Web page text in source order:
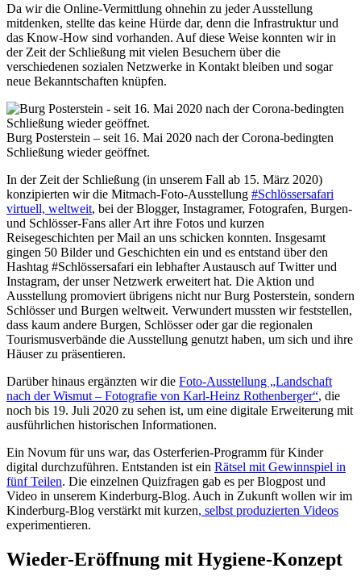
Da wir die Online-Vermittlung ohnehin zu jeder Ausstellung
mitdenken, stellte das keine Hürde dar, denn die Infrastruktur und
das Know-How sind vorhanden. Auf diese Weise konnten wir in
der Zeit der Schließung mit vielen Besuchern über die
verschiedenen sozialen Netzwerke in Kontakt bleiben und sogar
neue Bekanntschaften knüpfen.
Burg Posterstein – seit 16. Mai 2020 nach der Corona-bedingten
Schließung wieder geöffnet.
In der Zeit der Schließung (in unserem Fall ab 15. März 2020)
konzipierten wir die Mitmach-Foto-Ausstellung #Schlössersafari
virtuell, weltweit, bei der Blogger, Instagramer, Fotografen, Burgen-
und Schlösser-Fans aller Art ihre Fotos und kurzen
Reisegeschichten per Mail an uns schicken konnten. Insgesamt
gingen 50 Bilder und Geschichten ein und es entstand über den
Hashtag #Schlössersafari ein lebhafter Austausch auf Twitter und
Instagram, der unser Netzwerk erweitert hat. Die Aktion und
Ausstellung promoviert übrigens nicht nur Burg Posterstein, sondern
Schlösser und Burgen weltweit. Verwundert mussten wir feststellen,
dass kaum andere Burgen, Schlösser oder gar die regionalen
Tourismusverbände die Ausstellung genutzt haben, um sich und ihre
Häuser zu präsentieren.
Darüber hinaus ergänzten wir die Foto-Ausstellung „Landschaft
nach der Wismut – Fotografie von Karl-Heinz Rothenberger“, die
noch bis 19. Juli 2020 zu sehen ist, um eine digitale Erweiterung mit
ausführlichen historischen Informationen.
Ein Novum für uns war, das Osterferien-Programm für Kinder
digital durchzuführen. Entstanden ist ein Rätsel mit Gewinnspiel in
fünf Teilen. Die einzelnen Quizfragen gab es per Blogpost und
Video in unserem Kinderburg-Blog. Auch in Zukunft wollen wir im
Kinderburg-Blog verstärkt mit kurzen, selbst produzierten Videos
experimentieren.
Wieder-Eröffnung mit Hygiene-Konzept